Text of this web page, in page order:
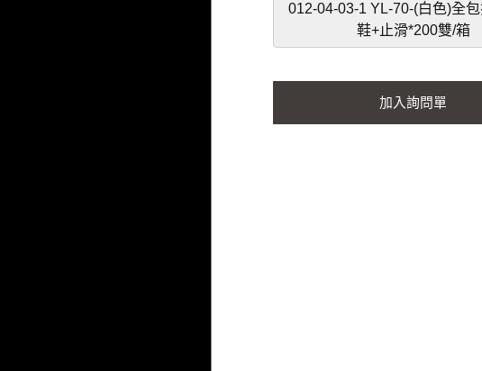
012-04-03-1 YL-70-(白色)全
鞋+止滑*200雙/箱
加入詢問單